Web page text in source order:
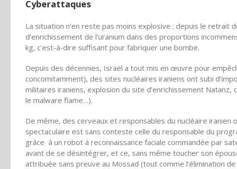
Cyberattaques
La situation n’en reste pas moins explosive : depuis le retrait
d’enrichissement de l’uranium dans des proportions
kg, c’est-à-dire suffisant pour fabriquer une bombe.
Depuis des décennies, Israël a tout mis en œuvre pour
concomitamment), des sites nucléaires iraniens ont subi
militaires iraniens, explosion du site d’enrichissement
le malware flame…).
De même, des cerveaux et responsables du nucléaire iranien
spectaculaire est sans conteste celle du responsable du
grâce à un robot à reconnaissance faciale commandée par
avant de se désintégrer, et ce, sans même toucher son
attribuée sans preuve au Mossad (tout comme l’élimination